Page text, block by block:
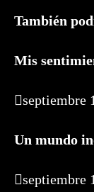
También
Mis
septiembre
Un mundo
septiembre